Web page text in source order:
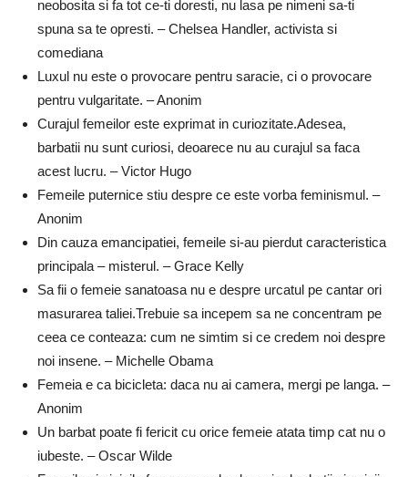
neobosita si fa tot ce-ti doresti, nu lasa pe nimeni sa-ti
spuna sa te opresti. – Chelsea Handler, activista si
comediana
Luxul nu este o provocare pentru saracie, ci o provocare
pentru vulgaritate. – Anonim
Curajul femeilor este exprimat in curiozitate.Adesea,
barbatii nu sunt curiosi, deoarece nu au curajul sa faca
acest lucru. – Victor Hugo
Femeile puternice stiu despre ce este vorba feminismul. –
Anonim
Din cauza emancipatiei, femeile si-au pierdut caracteristica
principala – misterul. – Grace Kelly
Sa fii o femeie sanatoasa nu e despre urcatul pe cantar ori
masurarea taliei.Trebuie sa incepem sa ne concentram pe
ceea ce conteaza: cum ne simtim si ce credem noi despre
noi insene. – Michelle Obama
Femeia e ca bicicleta: daca nu ai camera, mergi pe langa. –
Anonim
Un barbat poate fi fericit cu orice femeie atata timp cat nu o
iubeste. – Oscar Wilde